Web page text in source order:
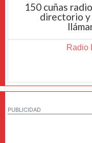
150 cuñas
directorio y
Radio
PUBLICIDAD